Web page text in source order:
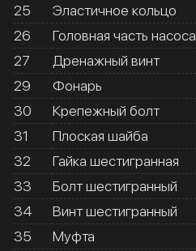
25
Эластичное кольцо
26
Головная часть насоса
27
Дренажный винт
29
Фонарь
30
Крепежный болт
31
Плоская шайба
32
Гайка шестигранная
33
Болт шестигранный
34
Винт шестигранный
35
Муфта